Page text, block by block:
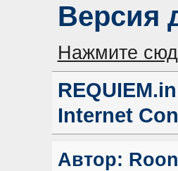
Версия
Нажмите
Internet
Автор: Roon